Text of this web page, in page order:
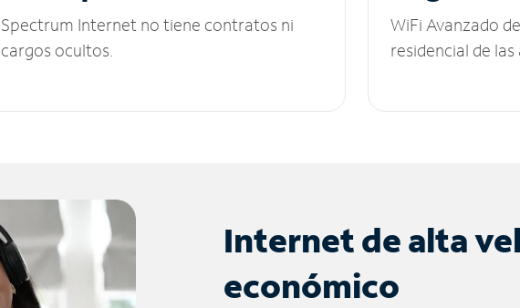
Spectrum Internet no tiene contratos ni
cargos ocultos.
WiFi Avanzado
residencial de las
Internet de alta
económico